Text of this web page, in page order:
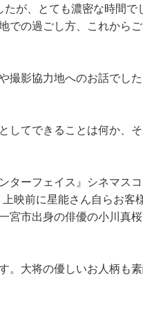
が、とても濃密な時間
での過ごし方、これから
撮影協力地へのお話でし
してできることは何か、
ターフェイス』シネマス
映前に星能さん自らお
宮市出身の俳優の小川真
。大将の優しいお人柄も